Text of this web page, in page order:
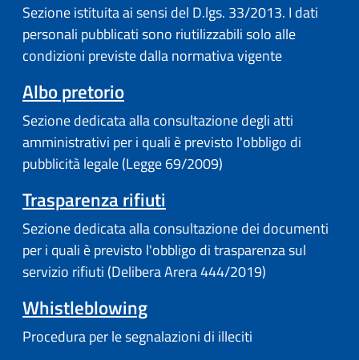
Sezione istituita ai sensi del D.lgs. 33/2013. I dati
personali pubblicati sono riutilizzabili solo alle
condizioni previste dalla normativa vigente
Albo pretorio
Sezione dedicata alla consultazione degli atti
amministrativi per i quali è previsto l'obbligo di
pubblicità legale (Legge 69/2009)
Trasparenza rifiuti
Sezione dedicata alla consultazione dei documenti
per i quali è previsto l'obbligo di trasparenza sul
servizio rifiuti (Delibera Arera 444/2019)
Whistleblowing
Procedura per le segnalazioni di illeciti